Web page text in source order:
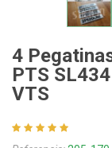
4
PTS
VTS